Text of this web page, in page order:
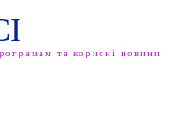
та корисні новини